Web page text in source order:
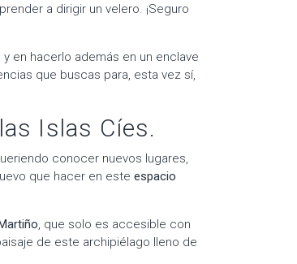
a dirigir un velero. ¡Seguro
en hacerlo además en un enclave
que buscas para, esta vez sí,
Islas Cíes.
conocer nuevos lugares,
que hacer en este espacio
, que solo es accesible con
de este archipiélago lleno de